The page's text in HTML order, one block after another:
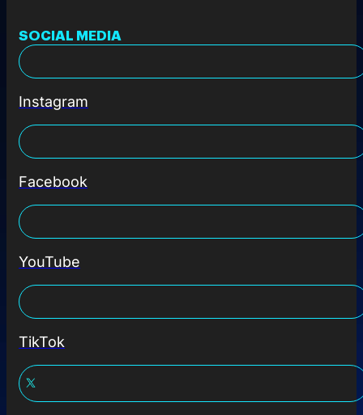
SOCIAL MEDIA
Instagram
Facebook
YouTube
TikTok